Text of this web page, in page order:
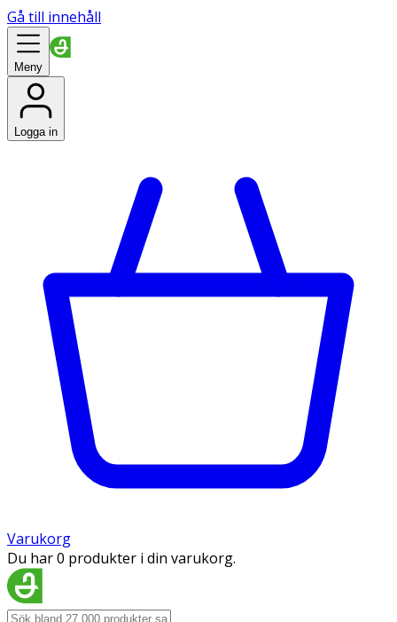
Gå till innehåll
Meny
Logga in
Varukorg
Du har 0 produkter i din varukorg.